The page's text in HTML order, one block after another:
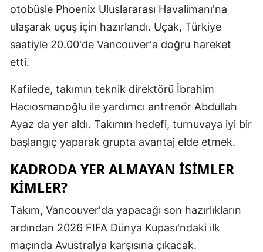
Hakkari
Mersin
İstanbul
İzmir
Kastamonu
Kayseri
otobüsle Phoenix Uluslararası Havalimanı'na
ulaşarak uçuş için hazırlandı. Uçak, Türkiye
saatiyle 20.00'de Vancouver'a doğru hareket
etti.
Kafilede, takımın teknik direktörü İbrahim
Hacıosmanoğlu ile yardımcı antrenör Abdullah
Ayaz da yer aldı. Takımın hedefi, turnuvaya iyi bir
başlangıç yaparak grupta avantaj elde etmek.
KADRODA YER ALMAYAN İSIMLER
KIMLER?
Takım, Vancouver'da yapacağı son hazırlıkların
ardından 2026 FIFA Dünya Kupası'ndaki ilk
maçında Avustralya karşısına çıkacak.